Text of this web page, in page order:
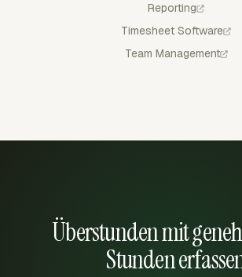
Reporting
Timesheet Software
Team Management
Überstunden mit
Stunden